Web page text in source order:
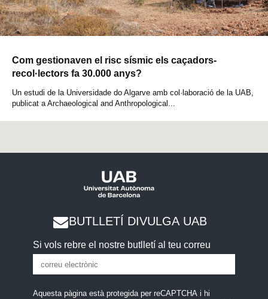
Com gestionaven el risc sísmic els caçadors-
recol·lectors fa 30.000 anys?
Un estudi de la Universidade do Algarve amb col·laboració de la UAB,
publicat a Archaeological and Anthropological...
BUTLLETÍ DIVULGA UAB
Si vols rebre el nostre butlletí al teu correu
Aquesta pàgina està protegida per reCAPTCHA i hi